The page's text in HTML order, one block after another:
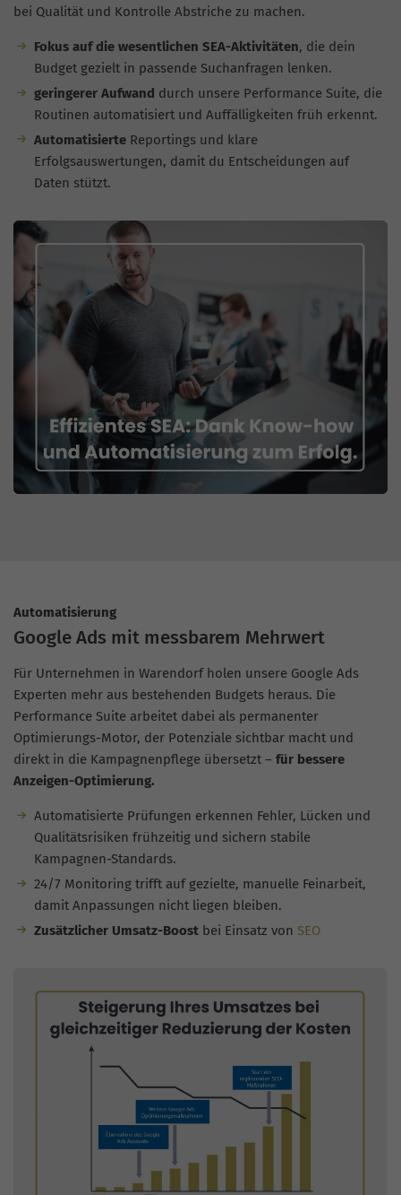
bei Qualität und Kontrolle Abstriche zu machen.
Fokus auf die wesentlichen SEA-Aktivitäten, die dein
Budget gezielt in passende Suchanfragen lenken.
geringerer Aufwand durch unsere Performance Suite, die
Routinen automatisiert und Auffälligkeiten früh erkennt.
AutomatisierteReportings und klare
Erfolgsauswertungen, damit du Entscheidungen auf
Daten stützt.
Automatisierung
Google Ads mit messbarem Mehrwert
Für Unternehmen in Warendorf holen unsere Google Ads
Experten mehr aus bestehenden Budgets heraus. Die
Performance Suite arbeitet dabei als permanenter
Optimierungs-Motor, der Potenziale sichtbar macht und
direkt in die Kampagnenpflege übersetzt – für bessere
Anzeigen-Optimierung.
Automatisierte Prüfungen erkennen Fehler, Lücken und
Qualitätsrisiken frühzeitig und sichern stabile
Kampagnen-Standards.
24/7 Monitoring trifft auf gezielte, manuelle Feinarbeit,
damit Anpassungen nicht liegen bleiben.
Zusätzlicher Umsatz-Boostbei Einsatz von SEO